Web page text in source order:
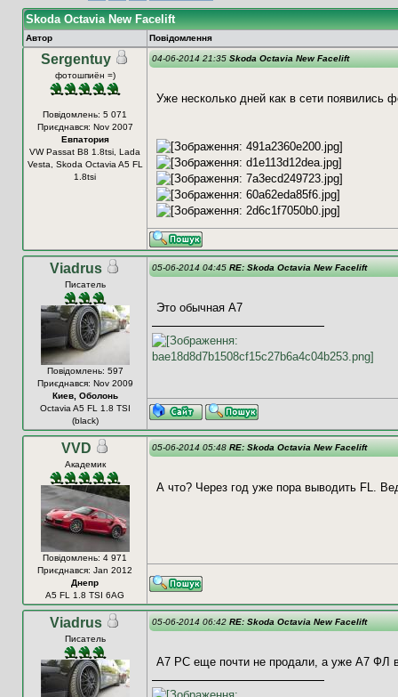
Skoda Octavia New Facelift
Автор Повідомлення
Sergentuy
фотошпиён =)
Повідомлень: 5 071
Приєднався: Nov 2007
Евпатория
VW Passat B8 1.8tsi, Lada
Vesta, Skoda Octavia A5 FL
1.8tsi
04-06-2014 21:35 Skoda Octavia New Facelift
Уже несколько дней как в сети появились
Viadrus
Писатель
Повідомлень: 597
Приєднався: Nov 2009
Киев, Оболонь
Octavia A5 FL 1.8 TSI
(black)
05-06-2014 04:45 RE: Skoda Octavia New Facelift
Это обычная А7
VVD
Академик
Повідомлень: 4 971
Приєднався: Jan 2012
Днепр
A5 FL 1.8 TSI 6AG
05-06-2014 05:48 RE: Skoda Octavia New Facelift
А что? Через год уже пора выводить FL.
Viadrus
Писатель
05-06-2014 06:42 RE: Skoda Octavia New Facelift
А7 РС еще почти не продали, а уже А7 ФЛ